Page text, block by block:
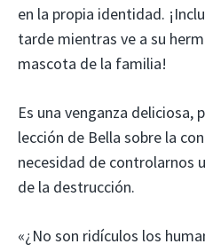
en la propia identidad.
tarde mientras ve a su
mascota de la familia!
Es una venganza
lección de Bella sobre la
necesidad de controlarnos
de la destrucción.
«¿No son ridículos los